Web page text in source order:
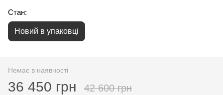
Стан:
Новий в упаковці
Немає в наявності
36 450 грн 42 600 грн